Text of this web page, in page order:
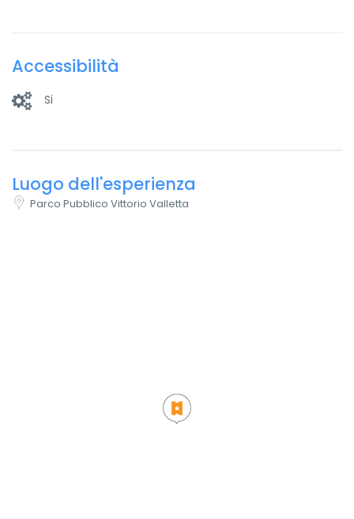
Accessibilità
Si
Luogo dell'esperienza
Parco Pubblico Vittorio Valletta